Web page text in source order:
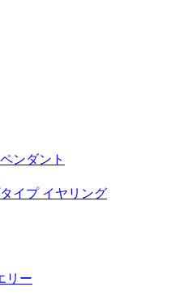
ンダント
イプ イヤリング
リー